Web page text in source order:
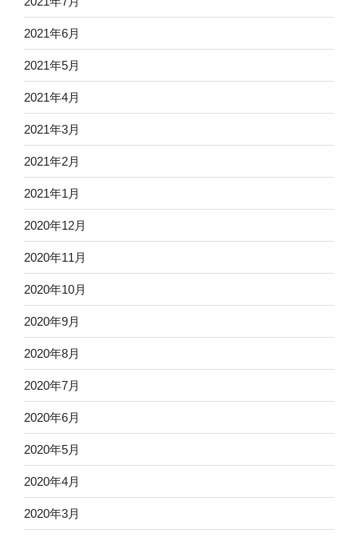
2021年6月
2021年5月
2021年4月
2021年3月
2021年2月
2021年1月
2020年12月
2020年11月
2020年10月
2020年9月
2020年8月
2020年7月
2020年6月
2020年5月
2020年4月
2020年3月